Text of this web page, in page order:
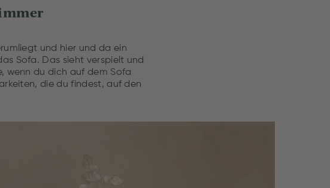
und hier und da ein
Sofa. Das sieht verspielt und
wenn du dich auf dem Sofa
die du findest, auf den